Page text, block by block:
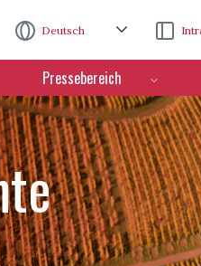
Deutsch
Pressebereich